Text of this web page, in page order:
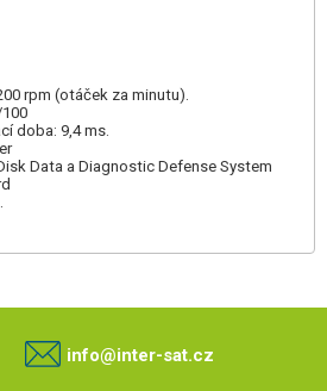
rpm (otáček za minutu).
doba: 9,4 ms.
Data a Diagnostic Defense System
info@inter-sat.cz